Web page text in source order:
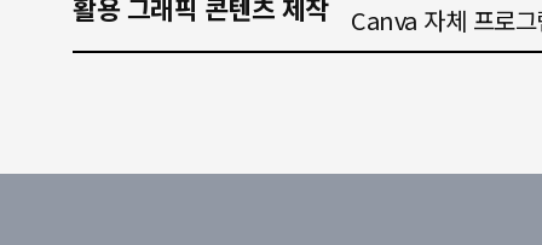
활용 그래픽 콘텐츠 제작
Canva 자체 프로